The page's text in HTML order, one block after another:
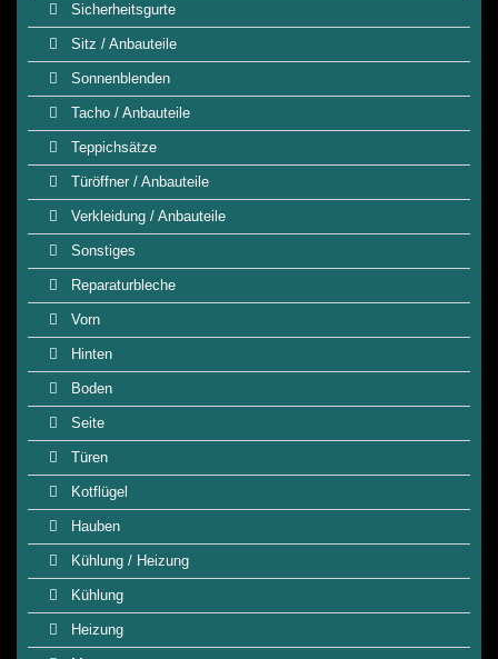
Sicherheitsgurte
Sitz / Anbauteile
Sonnenblenden
Tacho / Anbauteile
Teppichsätze
Türöffner / Anbauteile
Verkleidung / Anbauteile
Sonstiges
Reparaturbleche
Vorn
Hinten
Boden
Seite
Türen
Kotflügel
Hauben
Kühlung / Heizung
Kühlung
Heizung